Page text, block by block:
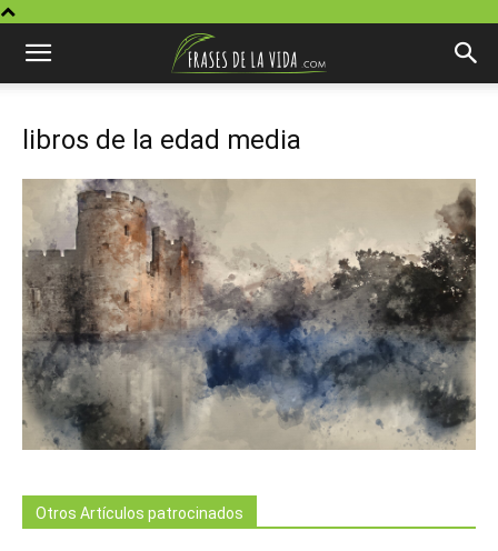
libros de la edad media
Otros Artículos patrocinados